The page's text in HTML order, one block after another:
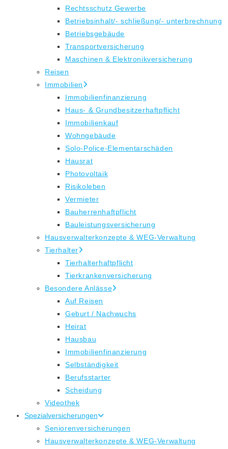
Rechtsschutz Gewerbe
Betriebsinhalt/- schließung/- unterbrechnung
Betriebsgebäude
Transportversicherung
Maschinen & Elektronikversicherung
Reisen
Immobilien
Immobilienfinanzierung
Haus- & Grundbesitzerhaftpflicht
Immobilienkauf
Wohngebäude
Solo-Police-Elementarschäden
Hausrat
Photovoltaik
Risikoleben
Vermieter
Bauherrenhaftpflicht
Bauleistungsversicherung
Hausverwalterkonzepte & WEG-Verwaltung
Tierhalter
Tierhalterhaftpflicht
Tierkrankenversicherung
Besondere Anlässe
Auf Reisen
Geburt / Nachwuchs
Heirat
Hausbau
Immobilienfinanzierung
Selbständigkeit
Berufsstarter
Scheidung
Videothek
Spezialversicherungen
Seniorenversicherungen
Hausverwalterkonzepte & WEG-Verwaltung